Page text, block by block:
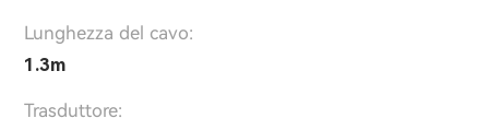
Lunghezza del cavo:
1.3m
Trasduttore: